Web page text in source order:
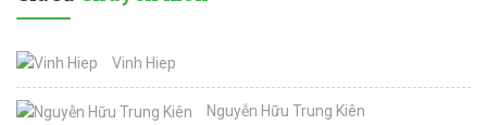
Vinh Hiep
Nguyễn Hữu Trung Kiên